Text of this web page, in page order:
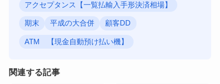
アクセプタンス【一覧払輸入手形決済相場】
期末 平成の大合併 顧客DD
ATM 【現金自動預け払い機】
関連する記事